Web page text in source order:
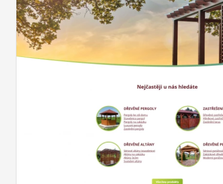
REFERENCE
O NÁS
KONTAKTY